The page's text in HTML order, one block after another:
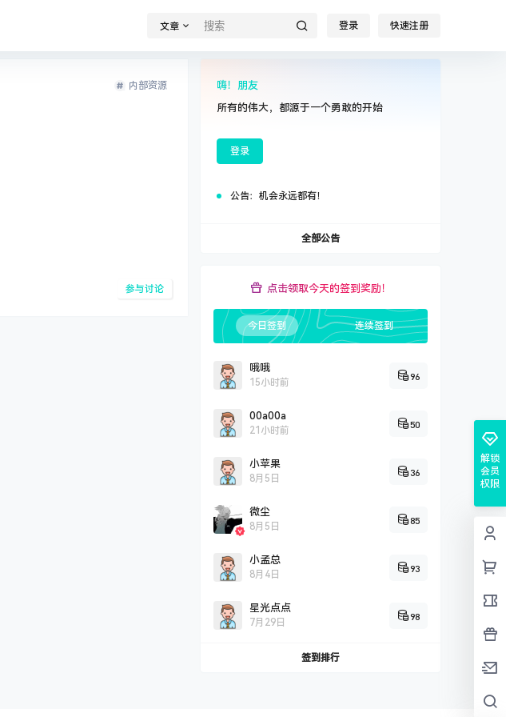
文章 登录 快速注册
内部资源
参与讨论
嗨！朋友
所有的伟大，都源于一个勇敢的开始
登录
公告： 机会永远都有！
全部公告
点击领取今天的签到奖励！
今日签到 连续签到
哦哦
15小时前
96
00a00a
21小时前
50
小苹果
8月5日
36
微尘
8月5日
85
小孟总
8月4日
93
星光点点
7月29日
98
签到排行
解锁
会员
权限